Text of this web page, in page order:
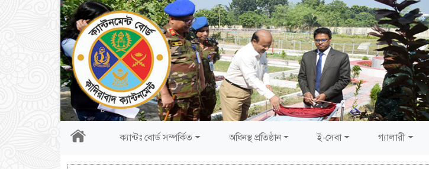
ক্যান্টঃ বোর্ড সম্পর্কিত অধিনস্থ প্রতিষ্ঠান ই-সেবা গ্যালারী